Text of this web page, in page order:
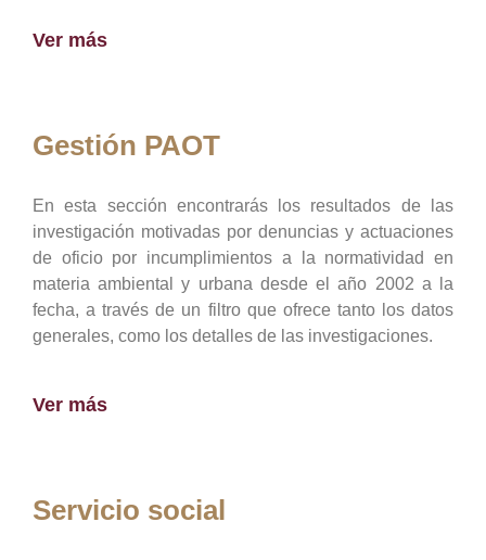
Ver más
Gestión PAOT
En esta sección encontrarás los resultados de las
investigación motivadas por denuncias y actuaciones
de oficio por incumplimientos a la normatividad en
materia ambiental y urbana desde el año 2002 a la
fecha, a través de un filtro que ofrece tanto los datos
generales, como los detalles de las investigaciones.
Ver más
Servicio social